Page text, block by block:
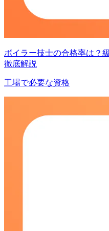
ボイラー技士の合格率は？
徹底解説
工場で必要な資格